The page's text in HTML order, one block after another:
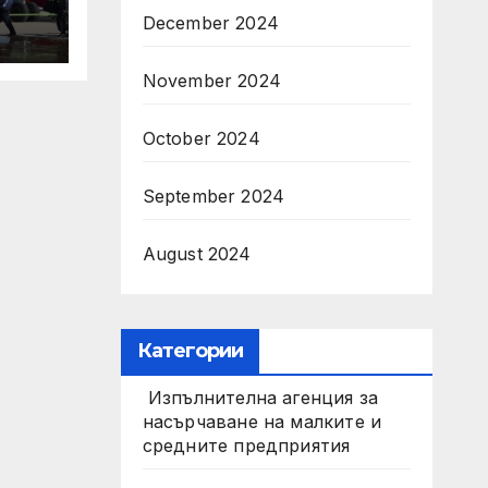
December 2024
November 2024
October 2024
September 2024
August 2024
Категории
Изпълнителна агенция за
насърчаване на малките и
средните предприятия